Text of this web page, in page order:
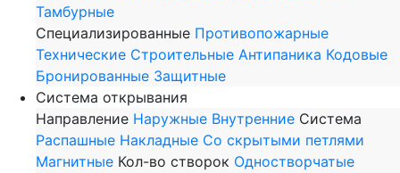
Тамбурные
Специализированные Противопожарные
Технические Строительные Антипаника Кодовые
Бронированные Защитные
Система открывания
Направление Наружные Внутренние Система
Распашные Накладные Со скрытыми петлями
Магнитные Кол-во створок Одностворчатые